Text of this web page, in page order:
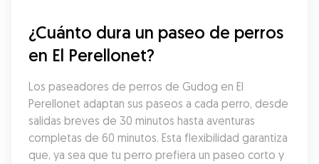
¿Cuánto dura un paseo de perros
en El Perellonet?
Los paseadores de perros de Gudog en El
Perellonet adaptan sus paseos a cada perro, desde
salidas breves de 30 minutos hasta aventuras
completas de 60 minutos. Esta flexibilidad garantiza
que, ya sea que tu perro prefiera un paseo corto y